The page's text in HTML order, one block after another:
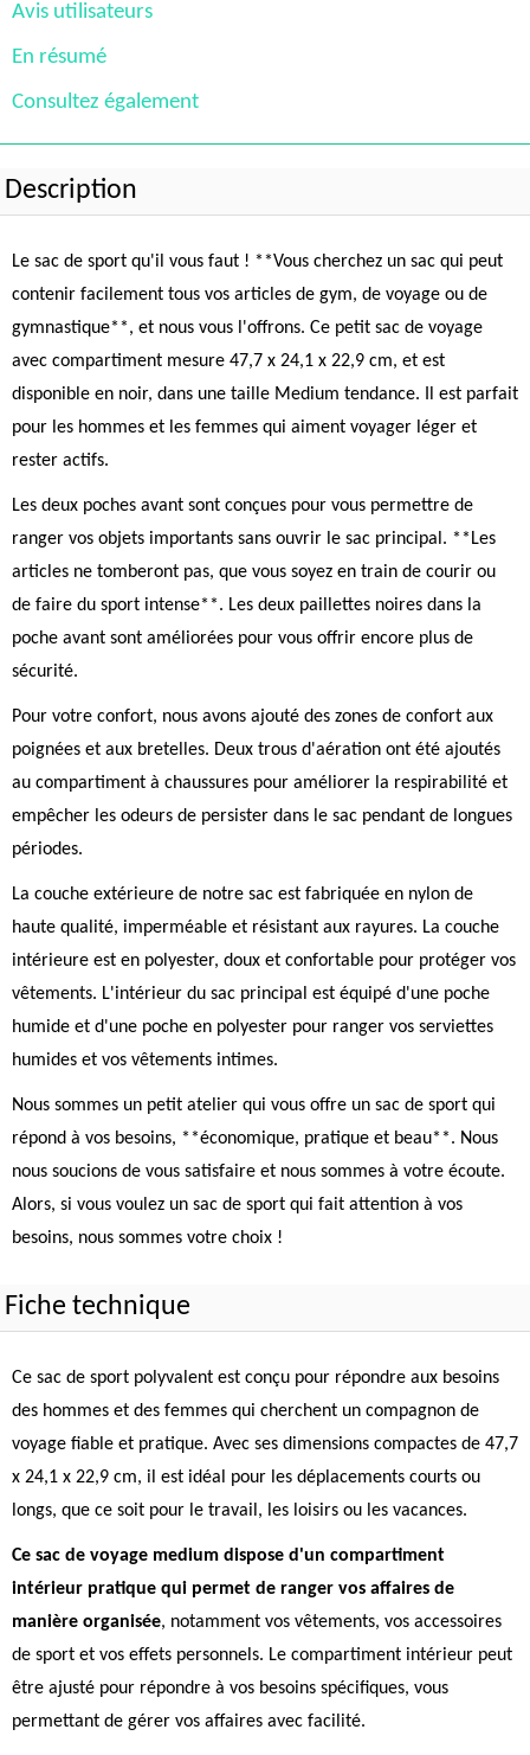
Avis utilisateurs
En résumé
Consultez également
Description
Le sac de sport qu'il vous faut ! **Vous cherchez un sac qui peut
contenir facilement tous vos articles de gym, de voyage ou de
gymnastique**, et nous vous l'offrons. Ce petit sac de voyage
avec compartiment mesure 47,7 x 24,1 x 22,9 cm, et est
disponible en noir, dans une taille Medium tendance. Il est parfait
pour les hommes et les femmes qui aiment voyager léger et
rester actifs.
Les deux poches avant sont conçues pour vous permettre de
ranger vos objets importants sans ouvrir le sac principal. **Les
articles ne tomberont pas, que vous soyez en train de courir ou
de faire du sport intense**. Les deux paillettes noires dans la
poche avant sont améliorées pour vous offrir encore plus de
sécurité.
Pour votre confort, nous avons ajouté des zones de confort aux
poignées et aux bretelles. Deux trous d'aération ont été ajoutés
au compartiment à chaussures pour améliorer la respirabilité et
empêcher les odeurs de persister dans le sac pendant de longues
périodes.
La couche extérieure de notre sac est fabriquée en nylon de
haute qualité, imperméable et résistant aux rayures. La couche
intérieure est en polyester, doux et confortable pour protéger vos
vêtements. L'intérieur du sac principal est équipé d'une poche
humide et d'une poche en polyester pour ranger vos serviettes
humides et vos vêtements intimes.
Nous sommes un petit atelier qui vous offre un sac de sport qui
répond à vos besoins, **économique, pratique et beau**. Nous
nous soucions de vous satisfaire et nous sommes à votre écoute.
Alors, si vous voulez un sac de sport qui fait attention à vos
besoins, nous sommes votre choix !
Fiche technique
Ce sac de sport polyvalent est conçu pour répondre aux besoins
des hommes et des femmes qui cherchent un compagnon de
voyage fiable et pratique. Avec ses dimensions compactes de 47,7
x 24,1 x 22,9 cm, il est idéal pour les déplacements courts ou
longs, que ce soit pour le travail, les loisirs ou les vacances.
Ce sac de voyage medium dispose d'un compartiment
intérieur pratique qui permet de ranger vos affaires de
manière organisée, notamment vos vêtements, vos accessoires
de sport et vos effets personnels. Le compartiment intérieur peut
être ajusté pour répondre à vos besoins spécifiques, vous
permettant de gérer vos affaires avec facilité.